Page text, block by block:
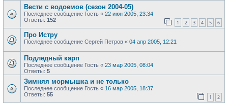
Вести с водоемов (сезон 2004-05)
Последнее сообщение Гость « 22 июн 2005, 23:34
Ответы: 152 1 2 3 4 5 6
Про Истру
Последнее сообщение Сергей Петров « 04 апр 2005, 12:21
Подледный карп
Последнее сообщение Гость « 23 мар 2005, 08:04
Ответы: 5
Зимняя мормышка и не только
Последнее сообщение Гость « 16 мар 2005, 18:37
Ответы: 55 1 2